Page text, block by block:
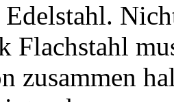
Flachstahl
zusammen